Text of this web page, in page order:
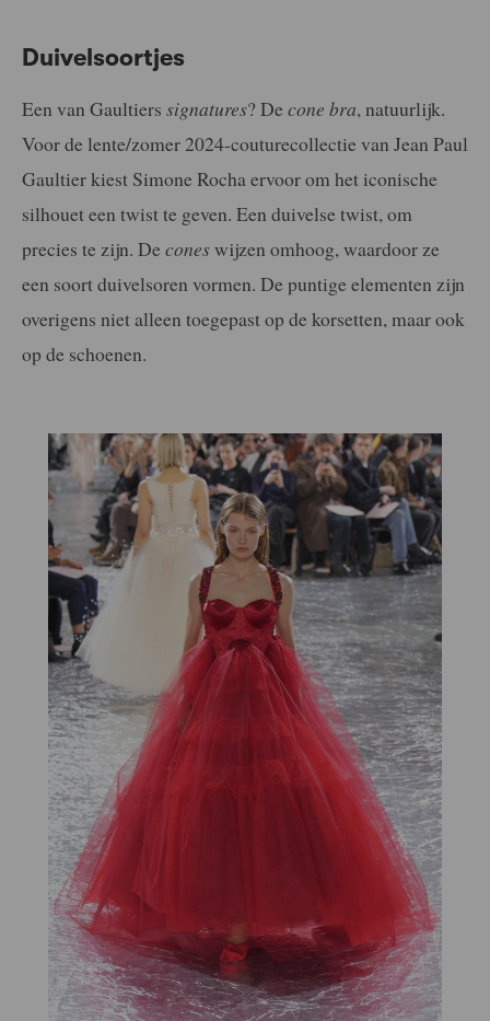
Duivelsoortjes
Een van Gaultiers signatures? De cone bra, natuurlijk.
Voor de lente/zomer 2024-couturecollectie van Jean Paul
Gaultier kiest Simone Rocha ervoor om het iconische
silhouet een twist te geven. Een duivelse twist, om
precies te zijn. De coneswijzen omhoog, waardoor ze
een soort duivelsoren vormen. De puntige elementen zijn
overigens niet alleen toegepast op de korsetten, maar ook
op de schoenen.